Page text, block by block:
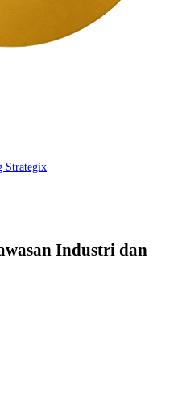
Strategix
Industri dan